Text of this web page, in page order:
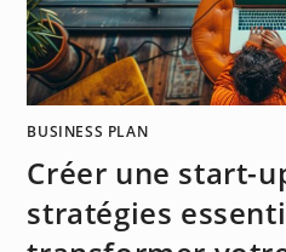
BUSINESS PLAN
Créer une start-
stratégies